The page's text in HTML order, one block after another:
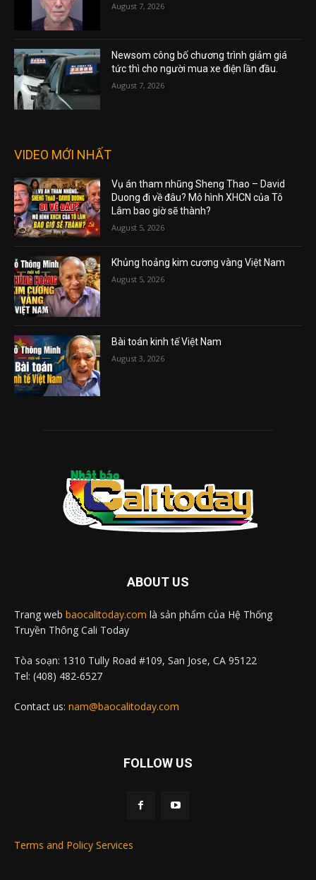
August 7, 2026
Newsom công bố chương trình giảm giá
tức thì cho người mua xe điện lần đầu.
August 7, 2026
VIDEO MỚI NHẤT
Vụ án tham nhũng Sheng Thao – David
Duong đi về đâu? Mô hình XHCN của Tô
Lâm bao giờ sẽ thành?
August 5, 2026
Khủng hoảng kim cương vàng Việt Nam
August 5, 2026
Bài toán kinh tế Việt Nam
August 3, 2026
ABOUT US
Trang web baocalitoday.com là sản phẩm của Hệ Thống
Truyền Thông Cali Today
Tòa soạn: 1310 Tully Road #109, San Jose, CA 95122
Tel: (408) 482-6527
Contact us: nam@baocalitoday.com
FOLLOW US
Terms and Policy Services